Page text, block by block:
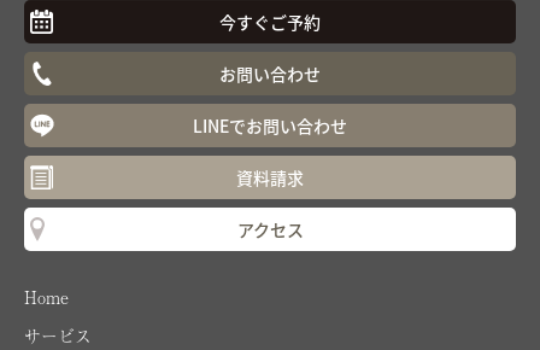
今すぐご予約
お問い合わせ
LINEでお問い合わせ
資料請求
アクセス
Home
サービス